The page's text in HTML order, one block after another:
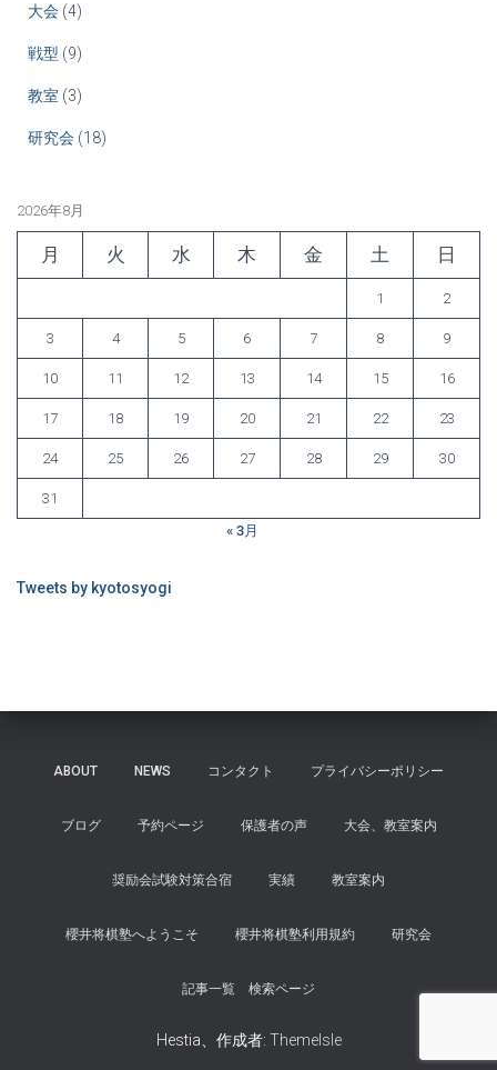
大会 (4)
戦型 (9)
教室 (3)
研究会 (18)
2026年8月
月 火 水 木 金 土 日
1 2
3 4 5 6 7 8 9
10 11 12 13 14 15 16
17 18 19 20 21 22 23
24 25 26 27 28 29 30
31
« 3月
Tweets by kyotosyogi
ABOUT NEWS コンタクト プライバシーポリシー
ブログ 予約ページ 保護者の声 大会、教室案内
奨励会試験対策合宿 実績 教室案内
櫻井将棋塾へようこそ 櫻井将棋塾利用規約 研究会
記事一覧 検索ページ
Hestia、作成者: ThemeIsle